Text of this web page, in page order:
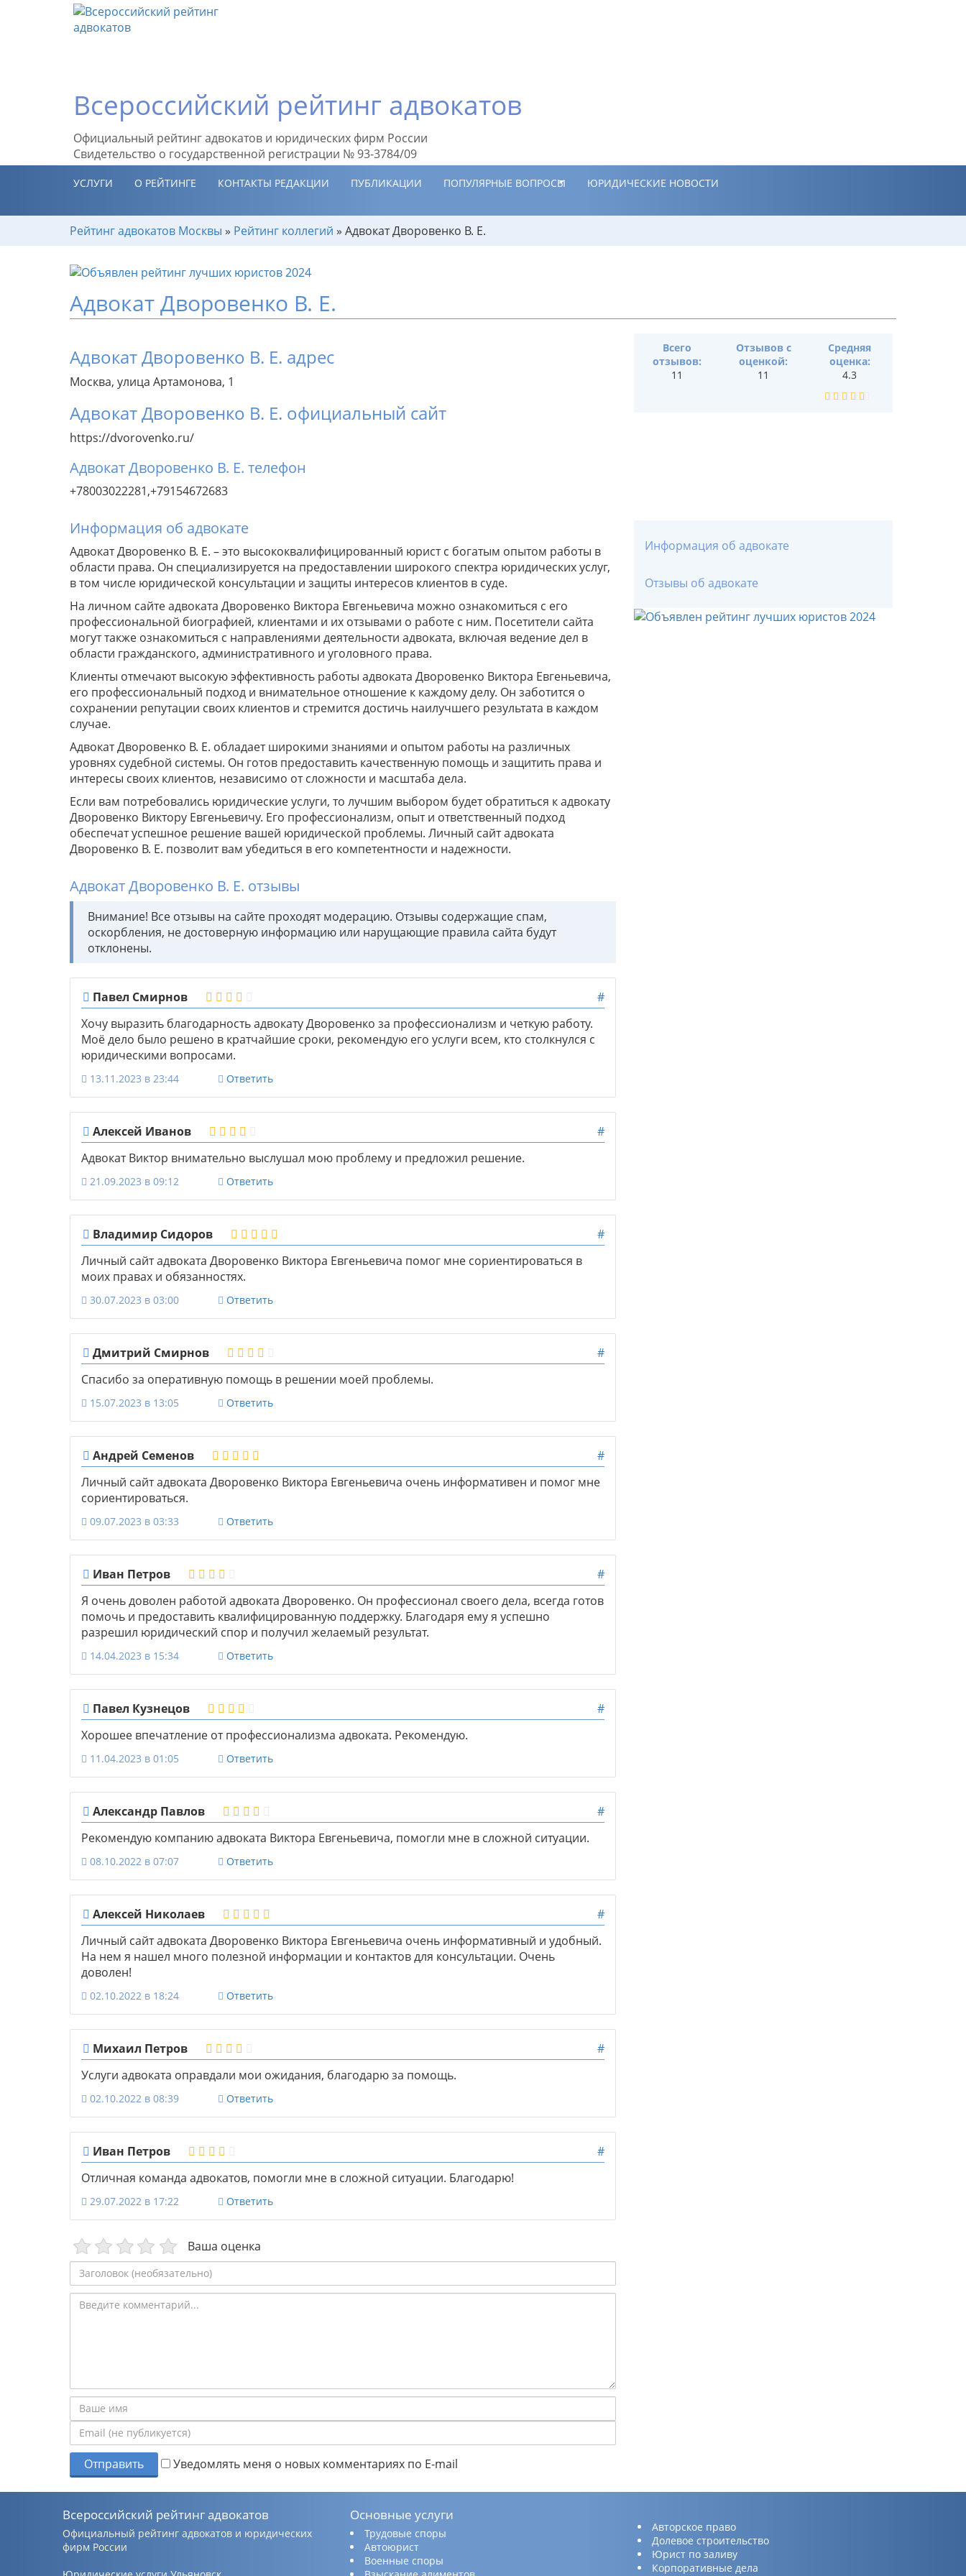
Всероссийский рейтинг адвокатов
Официальный рейтинг адвокатов и юридических фирм России
Свидетельство о государственной регистрации № 93-3784/09
УСЛУГИ О РЕЙТИНГЕ КОНТАКТЫ РЕДАКЦИИ ПУБЛИКАЦИИ ПОПУЛЯРНЫЕ ВОПРОСЫ ЮРИДИЧЕСКИЕ НОВОСТИ
Рейтинг адвокатов Москвы » Рейтинг коллегий » Адвокат Дворовенко В. Е.
Адвокат Дворовенко В. Е.
Адвокат Дворовенко В. Е. адрес
Москва, улица Артамонова, 1
Адвокат Дворовенко В. Е. официальный сайт
https://dvorovenko.ru/
Адвокат Дворовенко В. Е. телефон
+78003022281,+79154672683
Всего
отзывов:
11
Отзывов с
оценкой:
11
Средняя
оценка:
4.3
Информация об адвокате
Адвокат Дворовенко В. Е. – это высококвалифицированный юрист с богатым опытом работы в
области права. Он специализируется на предоставлении широкого спектра юридических услуг,
в том числе юридической консультации и защиты интересов клиентов в суде.
На личном сайте адвоката Дворовенко Виктора Евгеньевича можно ознакомиться с его
профессиональной биографией, клиентами и их отзывами о работе с ним. Посетители сайта
могут также ознакомиться с направлениями деятельности адвоката, включая ведение дел в
области гражданского, административного и уголовного права.
Клиенты отмечают высокую эффективность работы адвоката Дворовенко Виктора Евгеньевича,
его профессиональный подход и внимательное отношение к каждому делу. Он заботится о
сохранении репутации своих клиентов и стремится достичь наилучшего результата в каждом
случае.
Адвокат Дворовенко В. Е. обладает широкими знаниями и опытом работы на различных
уровнях судебной системы. Он готов предоставить качественную помощь и защитить права и
интересы своих клиентов, независимо от сложности и масштаба дела.
Если вам потребовались юридические услуги, то лучшим выбором будет обратиться к адвокату
Дворовенко Виктору Евгеньевичу. Его профессионализм, опыт и ответственный подход
обеспечат успешное решение вашей юридической проблемы. Личный сайт адвоката
Дворовенко В. Е. позволит вам убедиться в его компетентности и надежности.
Адвокат Дворовенко В. Е. отзывы
Внимание! Все отзывы на сайте проходят модерацию. Отзывы содержащие спам,
оскорбления, не достоверную информацию или нарущающие правила сайта будут
отклонены.
Павел Смирнов
#
Хочу выразить благодарность адвокату Дворовенко за профессионализм и четкую работу.
Моё дело было решено в кратчайшие сроки, рекомендую его услуги всем, кто столкнулся с
юридическими вопросами.
13.11.2023 в 23:44 Ответить
Алексей Иванов
#
Адвокат Виктор внимательно выслушал мою проблему и предложил решение.
21.09.2023 в 09:12 Ответить
Владимир Сидоров
#
Личный сайт адвоката Дворовенко Виктора Евгеньевича помог мне сориентироваться в
моих правах и обязанностях.
30.07.2023 в 03:00 Ответить
Дмитрий Смирнов
#
Спасибо за оперативную помощь в решении моей проблемы.
15.07.2023 в 13:05 Ответить
Андрей Семенов
#
Личный сайт адвоката Дворовенко Виктора Евгеньевича очень информативен и помог мне
сориентироваться.
09.07.2023 в 03:33 Ответить
Иван Петров
#
Я очень доволен работой адвоката Дворовенко. Он профессионал своего дела, всегда готов
помочь и предоставить квалифицированную поддержку. Благодаря ему я успешно
разрешил юридический спор и получил желаемый результат.
14.04.2023 в 15:34 Ответить
Павел Кузнецов
#
Хорошее впечатление от профессионализма адвоката. Рекомендую.
11.04.2023 в 01:05 Ответить
Александр Павлов
#
Рекомендую компанию адвоката Виктора Евгеньевича, помогли мне в сложной ситуации.
08.10.2022 в 07:07 Ответить
Алексей Николаев
#
Личный сайт адвоката Дворовенко Виктора Евгеньевича очень информативный и удобный.
На нем я нашел много полезной информации и контактов для консультации. Очень
доволен!
02.10.2022 в 18:24 Ответить
Михаил Петров
#
Услуги адвоката оправдали мои ожидания, благодарю за помощь.
02.10.2022 в 08:39 Ответить
Иван Петров
#
Отличная команда адвокатов, помогли мне в сложной ситуации. Благодарю!
29.07.2022 в 17:22 Ответить
Ваша оценка
Отправить Уведомлять меня о новых комментариях по E-mail
Информация об адвокате
Отзывы об адвокате
Всероссийский рейтинг адвокатов
Официальный рейтинг адвокатов и юридических
фирм России
Основные услуги
Трудовые споры
Автоюрист
Военные споры
Авторское право
Долевое строительство
Юрист по заливу
Корпоративные дела